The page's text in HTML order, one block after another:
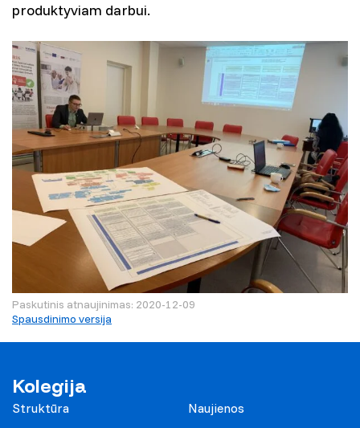
produktyviam darbui.
Paskutinis atnaujinimas: 2020-12-09
Spausdinimo versija
Kolegija
Struktūra
Naujienos